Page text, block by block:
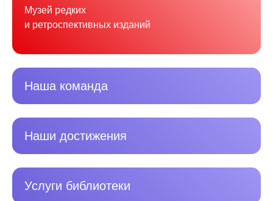
Музей редких
и ретроспективных изданий
Наша команда
Наши достижения
Услуги библиотеки